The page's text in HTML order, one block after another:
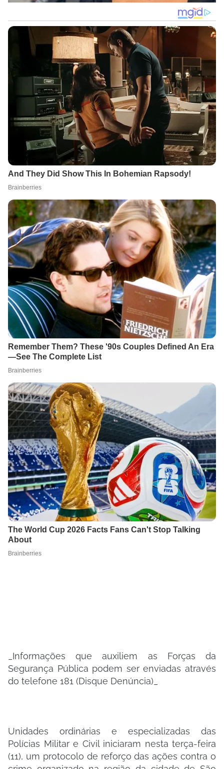
_Informações que auxiliem as Forças da
Segurança Pública podem ser enviadas através
do telefone 181 (Disque Denúncia)_
Unidades ordinárias e especializadas das
Polícias Militar e Civil iniciaram nesta terça-feira
(11), um protocolo de reforço das ações contra o